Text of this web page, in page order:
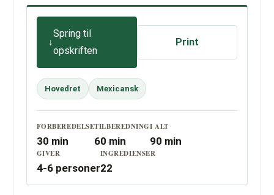
Spring til
opskriften
Print
Hovedret Mexicansk
FORBEREDELSE
30 min
TILBEREDNING
60 min
I ALT
90 min
GIVER
4-6 personer
INGREDIENSER
22